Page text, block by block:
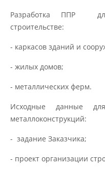
Разработка ППР
строительстве:
- каркасов зданий и
- жилых домов;
- металлических ферм.
Исходные данные
металлоконструкций:
- задание Заказчика;
- проект организации